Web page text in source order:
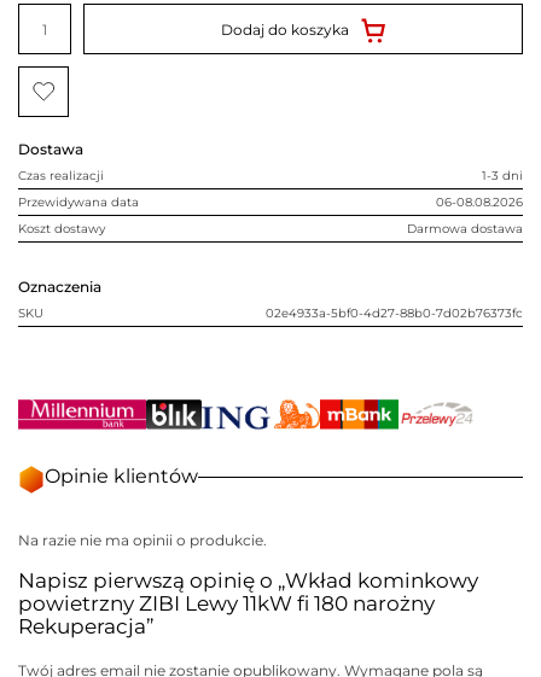
Dostawa
Czas realizacji
1-3 dni
Przewidywana data
06-08.08.2026
Koszt dostawy
Darmowa dostawa
Oznaczenia
SKU 02e4933a-5bf0-4d27-88b0-7d02b76373fc
ilość
Wkład
powietrzny
ZIBI
Lewy
11kW
fi
narożny
Rekuperacja
Dodaj do koszyka
Opinie klientów
Na razie nie ma opinii o produkcie.
Napisz pierwszą opinię o „Wkład kominkowy
powietrzny ZIBI Lewy 11kW fi 180 narożny
Rekuperacja”
Twój adres email nie zostanie opublikowany. Wymagane pola są